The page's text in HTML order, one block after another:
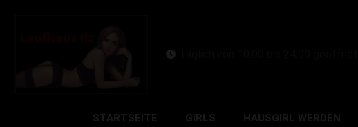
STARTSEITE GIRLS HAUSGIRL WERDEN